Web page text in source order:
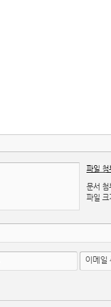
파일 첨
문서
파일
이메일